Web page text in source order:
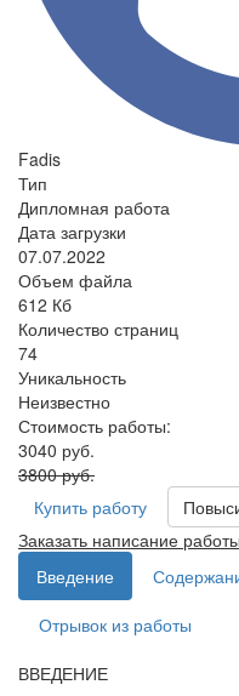
Fadis
Тип
Дипломная работа
Дата загрузки
07.07.2022
Объем файла
612 Кб
Количество страниц
74
Уникальность
Неизвестно
Стоимость работы:
3040 руб.
3800 руб.
Купить работу
Заказать написание
Введение
Отрывок из работы
ВВЕДЕНИЕ